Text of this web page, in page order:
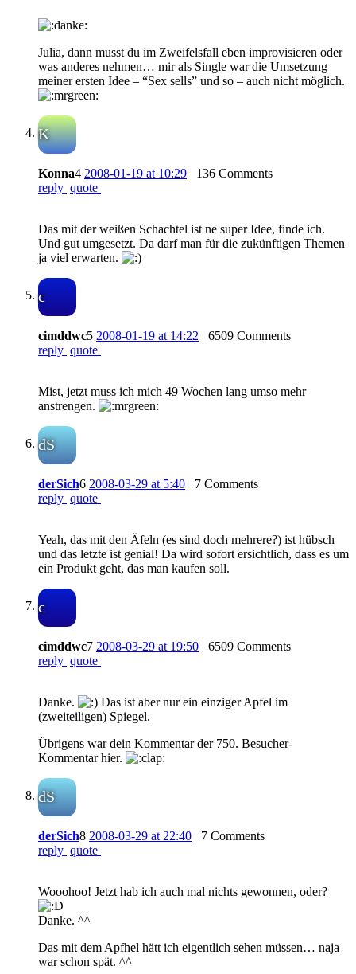
Julia, dann musst du im Zweifelsfall eben improvisieren oder
was anderes nehmen… mir als Single war die Umsetzung
meiner ersten Idee – “Sex sells” und so – auch nicht möglich.
K
Konna4 2008-01-19 at 10:29
136 Comments
reply quote
Das mit der weißen Schachtel ist ne super Idee, finde ich.
Und gut umgesetzt. Da darf man für die zukünftigen Themen
ja viel erwarten.
c
cimddwc5 2008-01-19 at 14:22
6509 Comments
reply quote
Mist, jetzt muss ich mich 49 Wochen lang umso mehr
anstrengen.
dS
derSich6 2008-03-29 at 5:40
7 Comments
reply quote
Yeah, das mit den Äfeln (es sind doch mehrere?) ist hübsch
und das letzte ist genial! Da wird sofort ersichtlich, dass es um
ein Produkt geht, das man kaufen soll.
c
cimddwc7 2008-03-29 at 19:50
6509 Comments
reply quote
Danke.
Das ist aber nur ein einziger Apfel im
(zweiteiligen) Spiegel.
Übrigens war dein Kommentar der 750. Besucher-
Kommentar hier.
dS
derSich8 2008-03-29 at 22:40
7 Comments
reply quote
Wooohoo! Jetzt hab ich auch mal nichts gewonnen, oder?
Danke. ^^
Das mit dem Apfhel hätt ich eigentlich sehen müssen… naja
war schon spät. ^^